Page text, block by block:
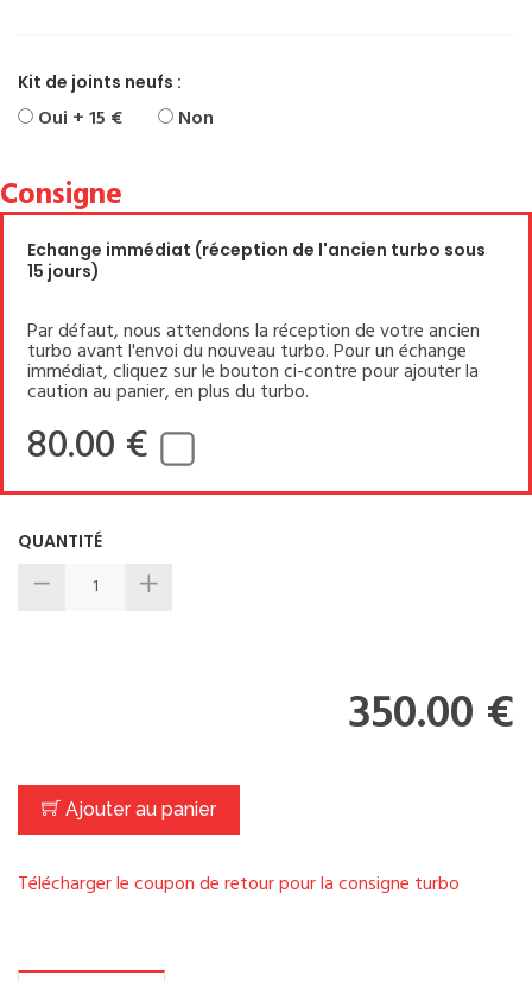
Kit de joints neufs :
Oui + 15 € Non
Consigne
Echange immédiat (réception de l'ancien turbo sous
15 jours)
Par défaut, nous attendons la réception de votre ancien
turbo avant l'envoi du nouveau turbo. Pour un échange
immédiat, cliquez sur le bouton ci-contre pour ajouter la
caution au panier, en plus du turbo.
80.00 €
QUANTITÉ
350.00 €
Ajouter au panier
Télécharger le coupon de retour pour la consigne turbo